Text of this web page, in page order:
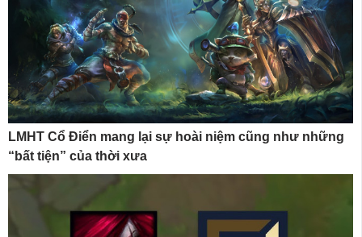
LMHT Cổ Điển mang lại sự hoài niệm cũng như những
“bất tiện” của thời xưa